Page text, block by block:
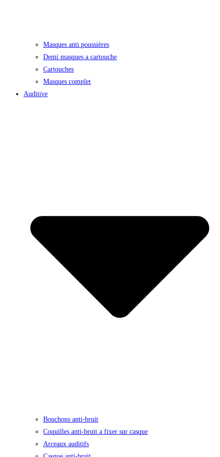
Masques anti poussières
Demi masques a cartouche
Cartouches
Masques complet
Auditive
Bouchons anti-bruit
Coquilles anti-bruit a fixer sur casque
Arceaux auditifs